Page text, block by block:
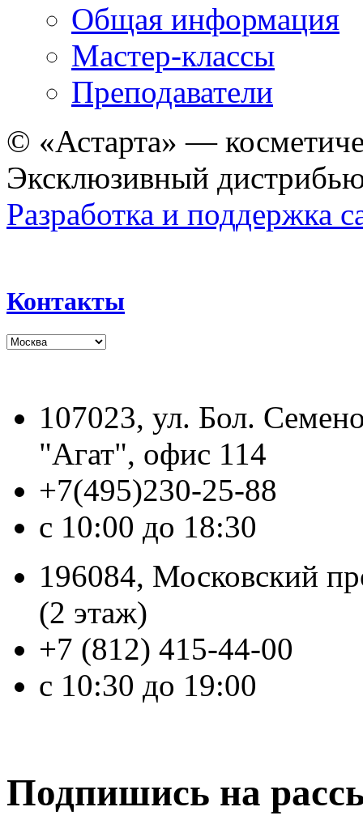
Общая информация
Мастер-классы
Преподаватели
© «Астарта» —
Эксклюзивный
Разработка и поддержка
Контакты
107023, ул. Бол.
"Агат", офис 114
+7(495)230-25-88
с 10:00 до 18:30
196084, Московский
(2 этаж)
+7 (812) 415-44-00
с 10:30 до 19:00
Подпишись на